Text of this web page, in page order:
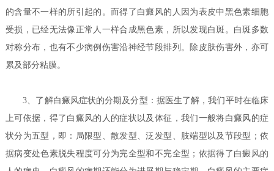
的含量不一样的所引起的。而得了白癜风的人因为表皮中黑色素细胞
受损，已经无法像正常人一样合成黑色素，所以发现白斑。白斑多数
对称分布，也有不少病例伤害沿神经节段排列。除皮肤伤害外，亦可
累及部分粘膜。
3、了解白癜风症状的分期及分型：据医生了解，我们平时在临床
上可依据，得了白癜风的人的症状以及体征，我们一般将白癜风的症
状分为五型，即：局限型、散发型、泛发型、肢端型以及节段型；依
据病变处色素脱失程度可分为完全型和不完全型；依据得了白癜风的